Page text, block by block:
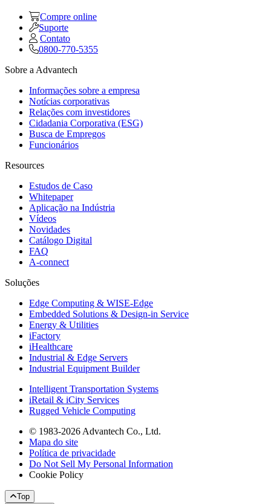
Compre online
Suporte
Contato
0800-770-5355
Sobre a Advantech
Informações sobre a empresa
Notícias corporativas
Relações com investidores
Cidadania Corporativa (ESG)
Busca de Empregos
Funcionários
Resources
Estudos de Caso
Whitepaper
Aplicação na Indústria
Vídeos
Novidades
Catálogo Digital
FAQ
A-connect
Soluções
Edge Computing & WISE-Edge
Embedded Solutions & Design-in Service
Energy & Utilities
iFactory
iHealthcare
Industrial & Edge Servers
Industrial Equipment Builder
Intelligent Transportation Systems
iRetail & iCity Services
Rugged Vehicle Computing
© 1983-2026 Advantech Co., Ltd.
Mapa do site
Política de privacidade
Do Not Sell My Personal Information
Cookie Policy
Top